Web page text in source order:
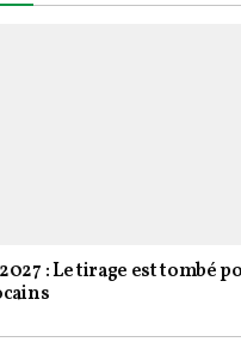
: Le tirage est tombé